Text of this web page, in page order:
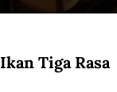
Ikan Tiga Rasa